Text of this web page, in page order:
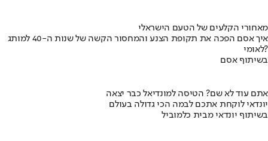
מאחורי הקלעים של הטעם הישראלי
איך אסם הפכה את תקופת הצנע והמחסור הקשה של שנות ה-40 למותג
לאומי?
בשיתוף אסם
אתם עוד לא שם? הטיסה למונדיאל כבר יצאה
יונדאי לוקחת אתכם לבמה הכי גדולה בעולם
בשיתוף יונדאי מבית כלמוביל